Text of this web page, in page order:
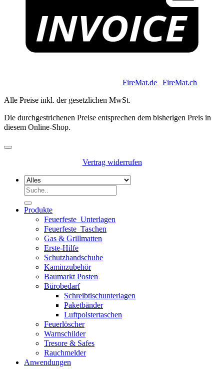
FireMat.de FireMat.ch
Alle Preise inkl. der gesetzlichen MwSt.
Die durchgestrichenen Preise entsprechen dem bisherigen Preis in
diesem Online-Shop.
Vertrag widerrufen
Suchen
Produkte
Feuerfeste_Unterlagen
Feuerfeste_Taschen
Gas & Grillmatten
Erste-Hilfe
Schutzhandschuhe
Kaminzubehör
Baumarkt Posten
Bürobedarf
Schreibtischunterlagen
Paketbänder
Luftpolstertaschen
Feuerlöscher
Warnschilder
Tresore & Safes
Rauchmelder
Anwendungen